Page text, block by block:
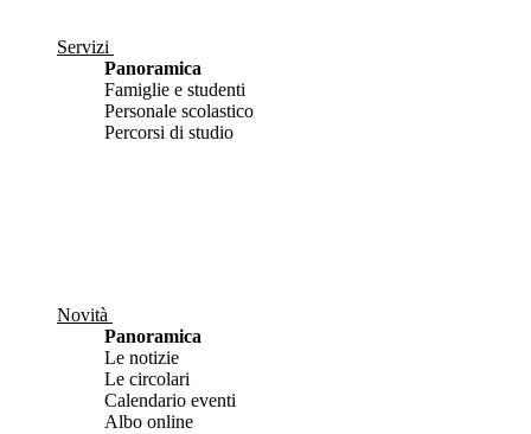
Servizi
Panoramica
Famiglie e studenti
Personale scolastico
Percorsi di studio
Novità
Panoramica
Le notizie
Le circolari
Calendario eventi
Albo online